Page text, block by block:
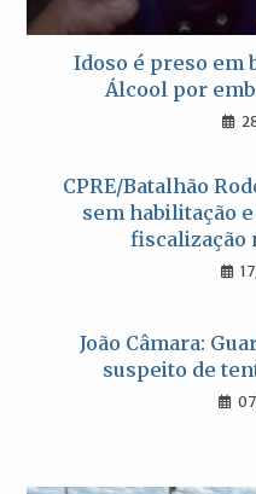
Idoso é preso em
Álcool por
CPRE/Batalhão
sem habilitação
fiscalização
João Câmara:
suspeito de